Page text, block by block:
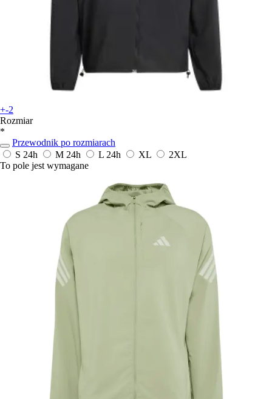
+-2
Rozmiar
*
Przewodnik po rozmiarach
S 24h M 24h L 24h XL
2XL
To pole jest wymagane